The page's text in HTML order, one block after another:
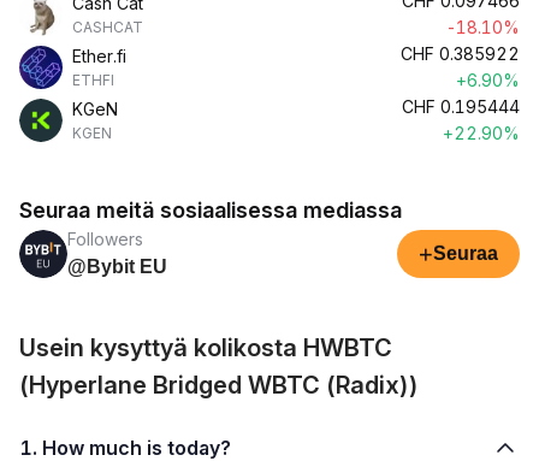
CASHCAT
-18.10%
Ether.fi
ETHFI
CHF 0.385922
+6.90%
KGeN
KGEN
CHF 0.195444
+22.90%
Seuraa meitä sosiaalisessa mediassa
Followers
@Bybit EU
+Seuraa
Usein kysyttyä kolikosta HWBTC
(Hyperlane Bridged WBTC (Radix))
1. How much is today?